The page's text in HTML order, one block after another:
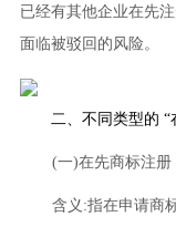
已经有其他企业在先
面临被驳回的风险。
二、不同类型的 “
(一)在先商标注册
含义:指在申请商